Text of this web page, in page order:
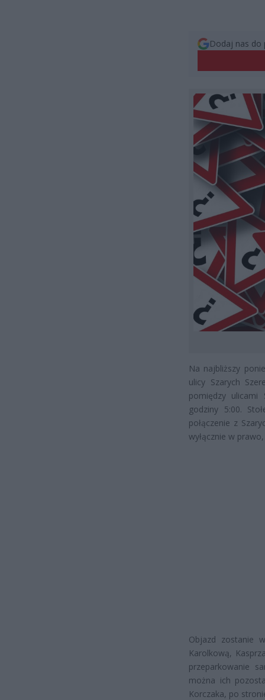
Dodaj nas do
Na najbliższy
ulicy Szarych
pomiędzy ulicami
godziny 5:00.
połączenie z
wyłącznie w
Objazd zostanie
Karolkową,
przeparkowanie
można ich
Korczaka, po